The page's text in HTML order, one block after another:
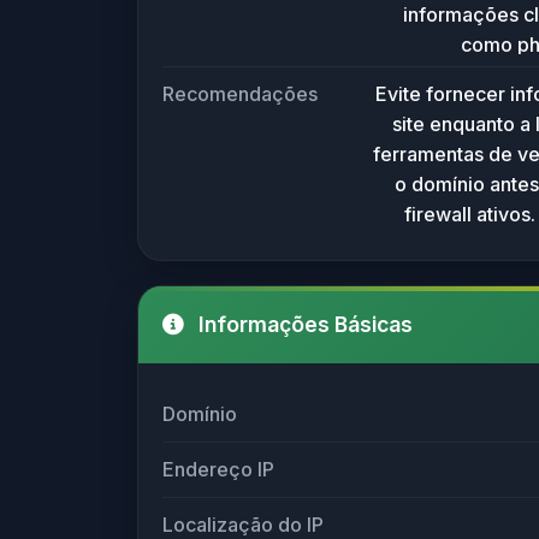
informações
Sem
adicionais,
finalidade
para
informações
como
utilizar
pessoais
reputação
Recomendações
Evite fornecer
site enquanto
ferramentas de
o domínio
firewall
Informações Básicas
Domínio
Endereço IP
Localização do IP